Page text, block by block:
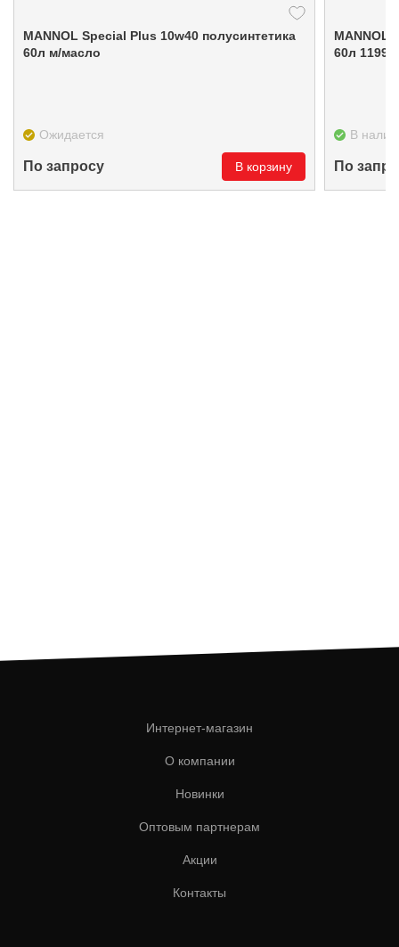
MANNOL Special Plus 10w40 полусинтетика
60л м/масло
Ожидается
По запросу В корзину
MANNOL 5w30 SN/CF для Toyota Lexus син.
60л 1199
В
По
Интернет-магазин
О компании
Новинки
Оптовым партнерам
Акции
Контакты